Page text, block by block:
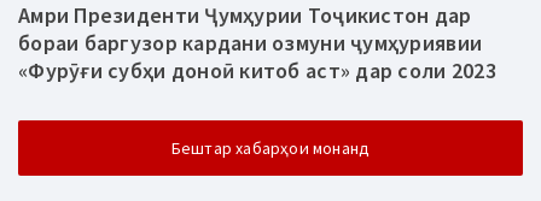
Амри Президенти Ҷумҳурии Тоҷикистон дар
бораи баргузор кардани озмуни ҷумҳуриявии
«Фурӯғи субҳи доноӣ китоб аст» дар соли 2023
Бештар хабарҳои монанд